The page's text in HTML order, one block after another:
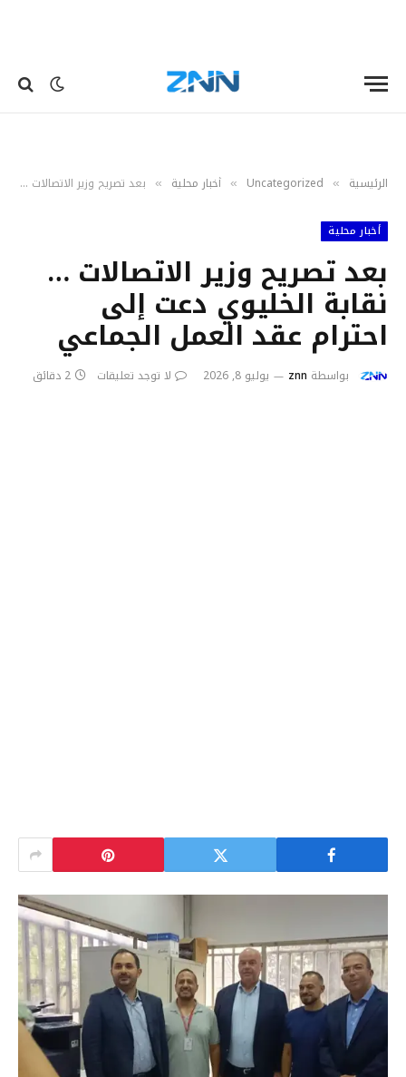
الرئيسية »
Uncategorized
» أخبار محلية » بعد تصريح وزير الاتصالات … نقابة الخليوي دعت إلى احترام عقد العمل الجماعي
أخبار محلية
بعد تصريح وزير الاتصالات …
نقابة الخليوي دعت إلى
احترام عقد العمل الجماعي
بواسطة znn يوليو 8, 2026 لا توجد تعليقات 2 دقائق